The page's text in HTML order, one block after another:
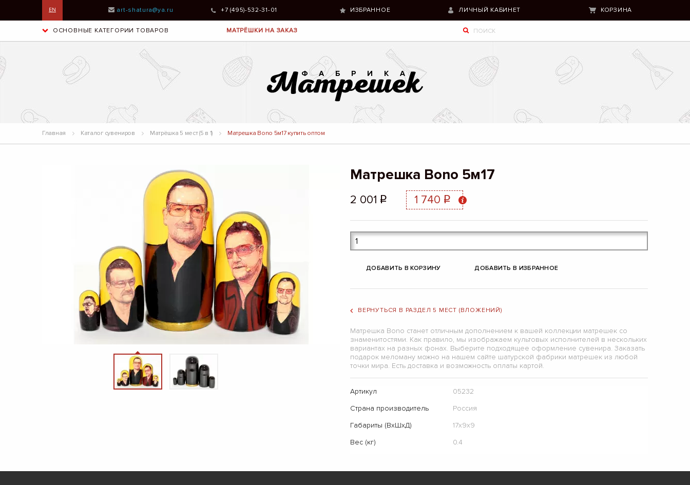
EN art-shatura@ya.ru +7 (495)-532-31-01 ИЗБРАННОЕ ЛИЧНЫЙ КАБИНЕТ КОРЗИНА
ОСНОВНЫЕ КАТЕГОРИИ ТОВАРОВ МАТРЁШКИ НА ЗАКАЗ
Главная Каталог сувениров Матрёшка 5 мест (5 в 1) Матрешка Bono 5м17 купить оптом
Матрешка Bono 5м17
2 001 q 1 740 q
ДОБАВИТЬ В КОРЗИНУ ДОБАВИТЬ В ИЗБРАННОЕ
ВЕРНУТЬСЯ В РАЗДЕЛ 5 МЕСТ (ВЛОЖЕНИЙ)
Матрешка Bono станет отличным дополнением к вашей коллекции матрешек со
знаменитостями. Как правило, мы изображаем культовых исполнителей в нескольких
вариантах на разных фонах. Выберите подходящее оформление сувенира. Заказать
подарок меломану можно на нашем сайте шатурской фабрики матрешек из любой
точки мира. Есть доставка и возможность оплаты картой.
Артикул
05232
Страна производитель
Россия
Габариты (ВхШхД)
17х9х9
Вес (кг)
0.4